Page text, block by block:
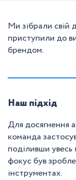
Ми зібрали свій
приступили до
брендом.
Наш підхід
Для досягнення
команда
поділивши увесь
фокус був
інструментах.